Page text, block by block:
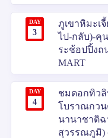
DAY
3
ภูเขาหิมะเ
ไป-กลับ)-คุ
ระช้อปปิ้งถ
MART
DAY
4
ชมดอกทิวลิ
โบราณกวน
นานาชาติฉ
สุวรรณภูมิ)